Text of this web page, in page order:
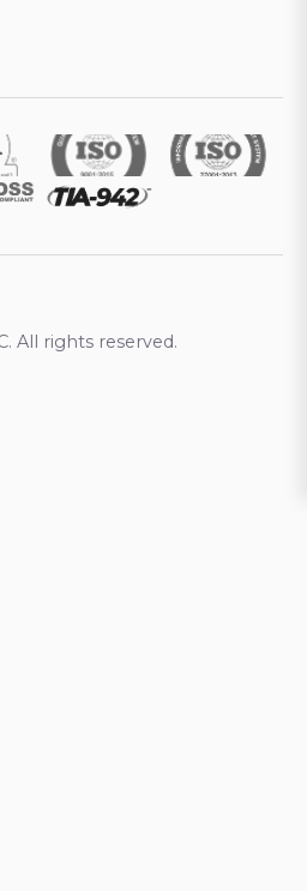
All rights reserved.